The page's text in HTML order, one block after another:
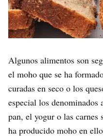
Algunos alimentos son
el moho que se ha
curadas en seco o los
especial los
pan, el yogur o las carnes
ha producido moho en